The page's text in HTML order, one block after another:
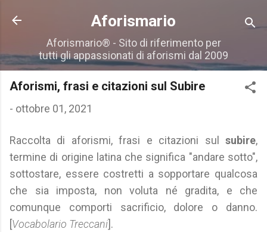
Passa ai contenuti principali
Aforismario
Aforismario® - Sito di riferimento per
tutti gli appassionati di aforismi dal 2009
Aforismi, frasi e citazioni sul Subire
- ottobre 01, 2021
Raccolta di aforismi, frasi e citazioni sul subire,
termine di origine latina che significa "andare sotto",
sottostare, essere costretti a sopportare qualcosa
che sia imposta, non voluta né gradita, e che
comunque comporti sacrificio, dolore o danno.
[Vocabolario Treccani].